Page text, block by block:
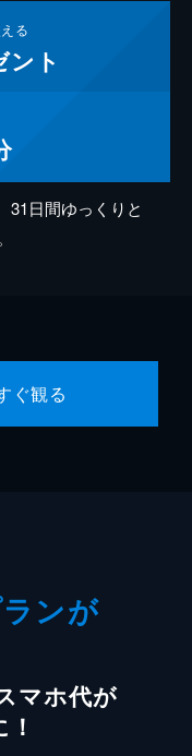
る
ント
31日間ゆっくりと
ぐ観る
ンが
マホ代が